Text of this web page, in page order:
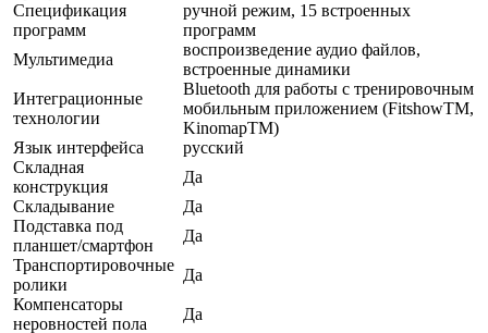
Спецификация
программ
ручной режим, 15 встроенных
программ
Мультимедиа
воспроизведение аудио файлов,
встроенные динамики
Интеграционные
технологии
Bluetooth для работы с тренировочным
мобильным приложением (FitshowTM,
KinomapTM)
Язык интерфейса
русский
Складная
конструкция
Да
Складывание
Да
Подставка под
планшет/смартфон
Да
Транспортировочные
ролики
Да
Компенсаторы
неровностей пола
Да